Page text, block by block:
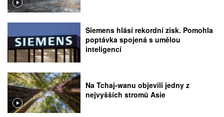
Siemens hlásí rekordní zisk. Pomohla
poptávka spojená s umělou
inteligencí
Na Tchaj-wanu objevili jedny z
nejvyšších stromů Asie